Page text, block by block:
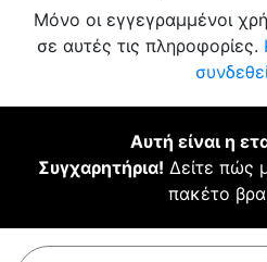
Μόνο οι εγγεγραμμένοι
σε αυτές τις πληροφορίες.
Αυτή είναι η
Συγχαρητήρια! Δείτε πώς
πακέτο